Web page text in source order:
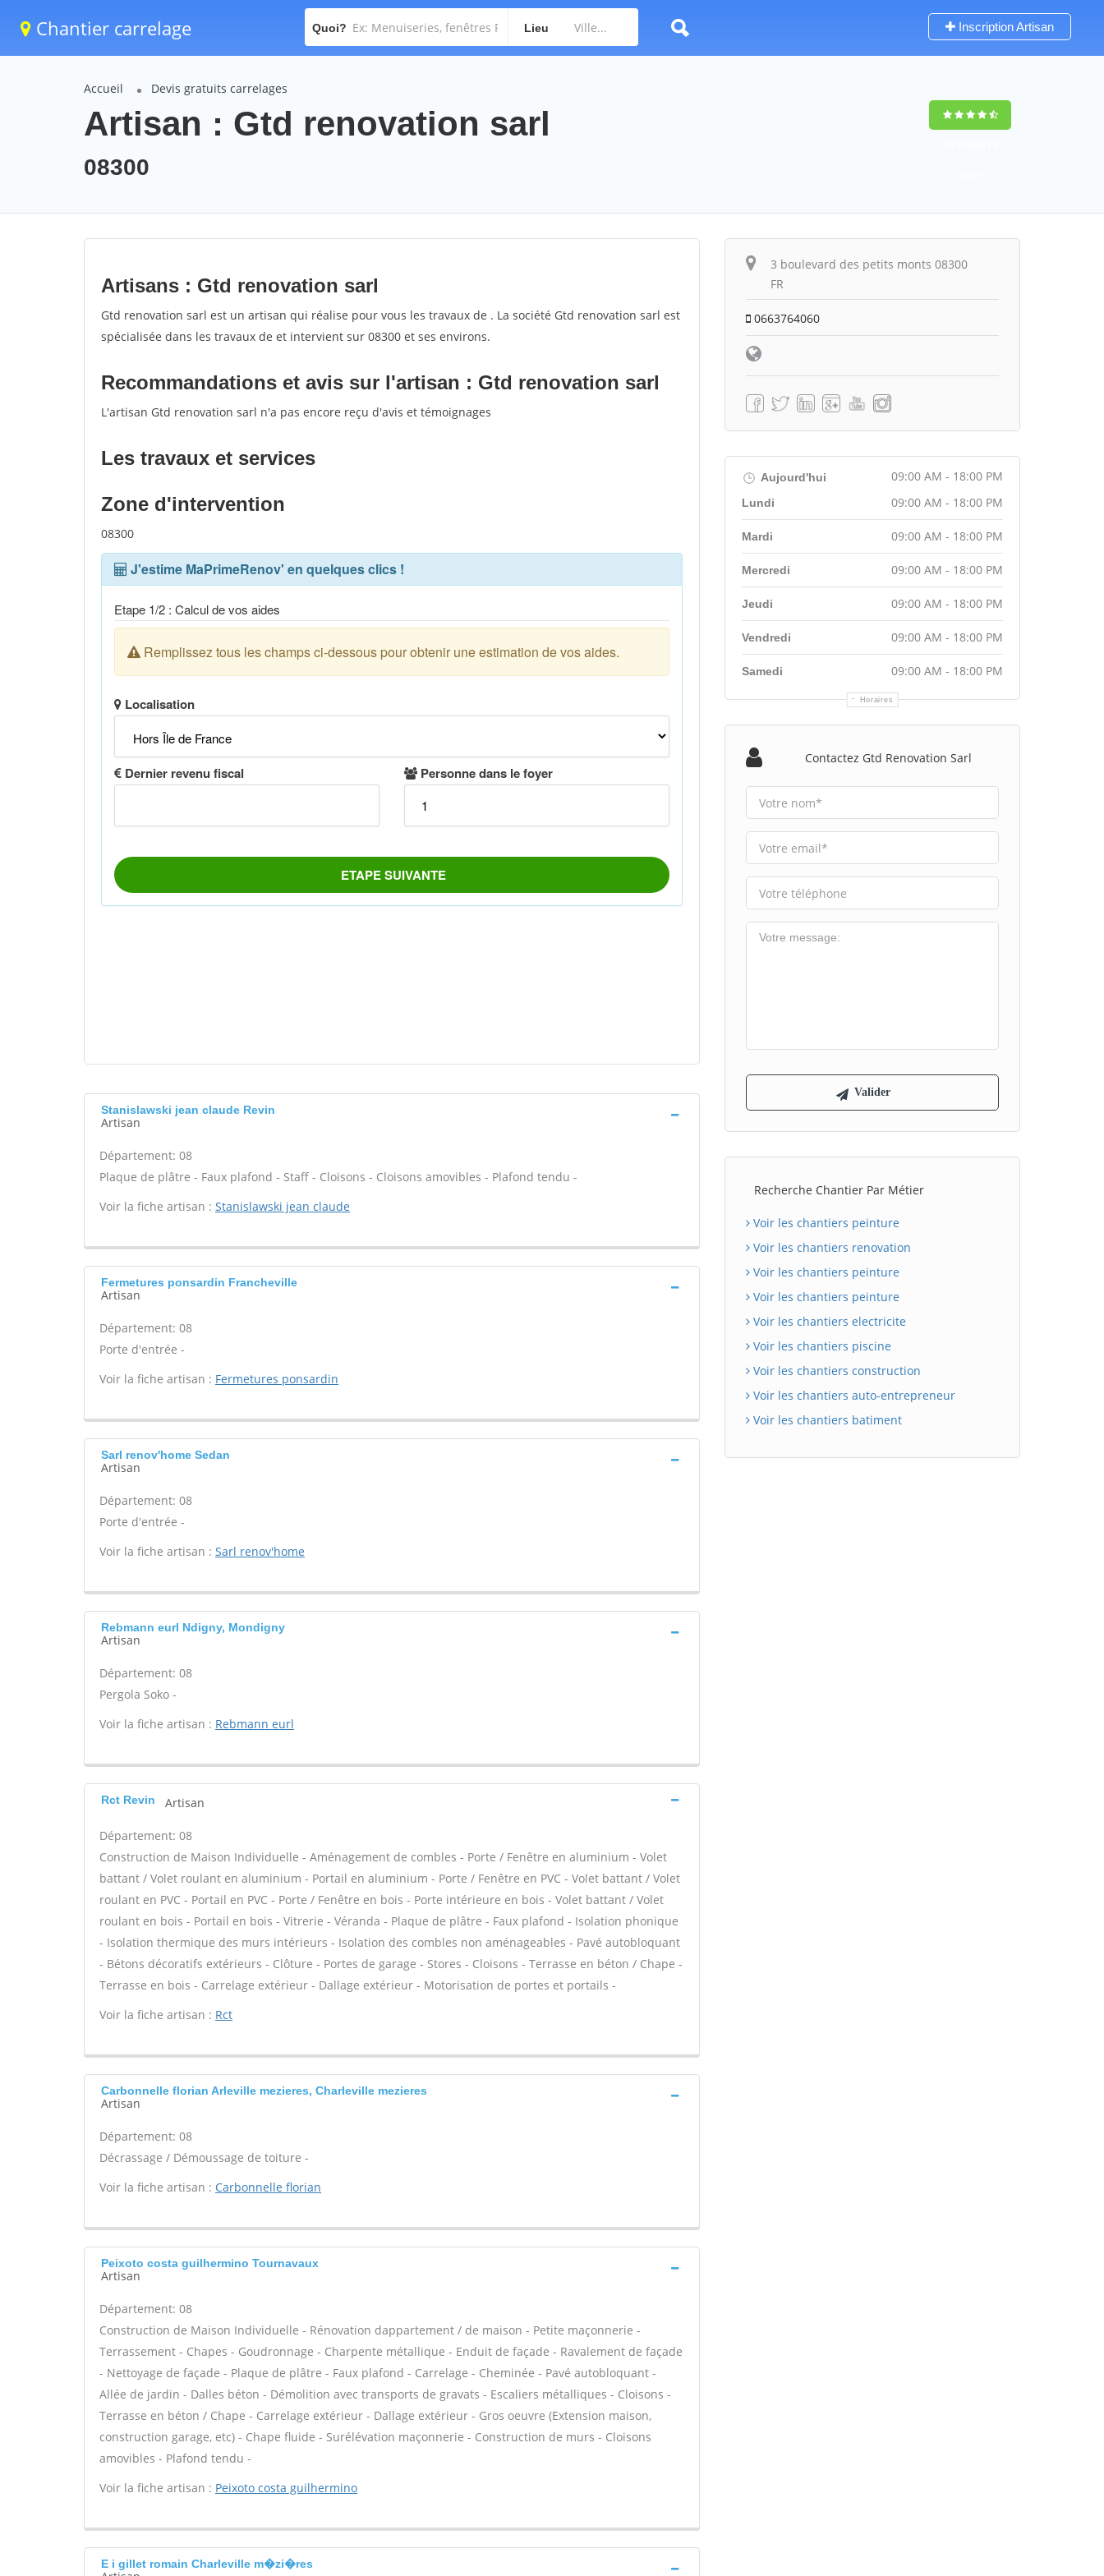
Chantier carrelage Quoi? Lieu Inscription Artisan
Accueil Devis gratuits carrelages
Artisan : Gtd renovation sarl
08300
Artisans : Gtd renovation sarl
Gtd renovation sarl est un artisan qui réalise pour vous les travaux de . La société Gtd renovation sarl est
spécialisée dans les travaux de et intervient sur 08300 et ses environs.
Recommandations et avis sur l'artisan : Gtd renovation sarl
L'artisan Gtd renovation sarl n'a pas encore reçu d'avis et témoignages
Les travaux et services
Zone d'intervention
08300
Stanislawski jean claude Revin
Artisan
Département: 08
Plaque de plâtre - Faux plafond - Staff - Cloisons - Cloisons amovibles - Plafond tendu -
Voir la fiche artisan : Stanislawski jean claude
Fermetures ponsardin Francheville
Artisan
Département: 08
Porte d'entrée -
Voir la fiche artisan : Fermetures ponsardin
Sarl renov'home Sedan
Artisan
Département: 08
Porte d'entrée -
Voir la fiche artisan : Sarl renov'home
Rebmann eurl Ndigny, Mondigny
Artisan
Département: 08
Pergola Soko -
Voir la fiche artisan : Rebmann eurl
Rct Revin Artisan
Département: 08
Construction de Maison Individuelle - Aménagement de combles - Porte / Fenêtre en aluminium - Volet
battant / Volet roulant en aluminium - Portail en aluminium - Porte / Fenêtre en PVC - Volet battant / Volet
roulant en PVC - Portail en PVC - Porte / Fenêtre en bois - Porte intérieure en bois - Volet battant / Volet
roulant en bois - Portail en bois - Vitrerie - Véranda - Plaque de plâtre - Faux plafond - Isolation phonique
- Isolation thermique des murs intérieurs - Isolation des combles non aménageables - Pavé autobloquant
- Bétons décoratifs extérieurs - Clôture - Portes de garage - Stores - Cloisons - Terrasse en béton / Chape -
Terrasse en bois - Carrelage extérieur - Dallage extérieur - Motorisation de portes et portails -
Voir la fiche artisan : Rct
Carbonnelle florian Arleville mezieres, Charleville mezieres
Artisan
Département: 08
Décrassage / Démoussage de toiture -
Voir la fiche artisan : Carbonnelle florian
Peixoto costa guilhermino Tournavaux
Artisan
Département: 08
Construction de Maison Individuelle - Rénovation dappartement / de maison - Petite maçonnerie -
Terrassement - Chapes - Goudronnage - Charpente métallique - Enduit de façade - Ravalement de façade
- Nettoyage de façade - Plaque de plâtre - Faux plafond - Carrelage - Cheminée - Pavé autobloquant -
Allée de jardin - Dalles béton - Démolition avec transports de gravats - Escaliers métalliques - Cloisons -
Terrasse en béton / Chape - Carrelage extérieur - Dallage extérieur - Gros oeuvre (Extension maison,
construction garage, etc) - Chape fluide - Surélévation maçonnerie - Construction de murs - Cloisons
amovibles - Plafond tendu -
Voir la fiche artisan : Peixoto costa guilhermino
E i gillet romain Charleville m�zi�res
3 boulevard des petits monts 08300
FR
0663764060
Aujourd'hui 09:00 AM - 18:00 PM
Horaires
Lundi 09:00 AM - 18:00 PM
Mardi 09:00 AM - 18:00 PM
Mercredi 09:00 AM - 18:00 PM
Jeudi 09:00 AM - 18:00 PM
Vendredi 09:00 AM - 18:00 PM
Samedi 09:00 AM - 18:00 PM
Contactez Gtd Renovation Sarl
Recherche Chantier Par Métier
Voir les chantiers peinture
Voir les chantiers renovation
Voir les chantiers peinture
Voir les chantiers peinture
Voir les chantiers electricite
Voir les chantiers piscine
Voir les chantiers construction
Voir les chantiers auto-entrepreneur
Voir les chantiers batiment